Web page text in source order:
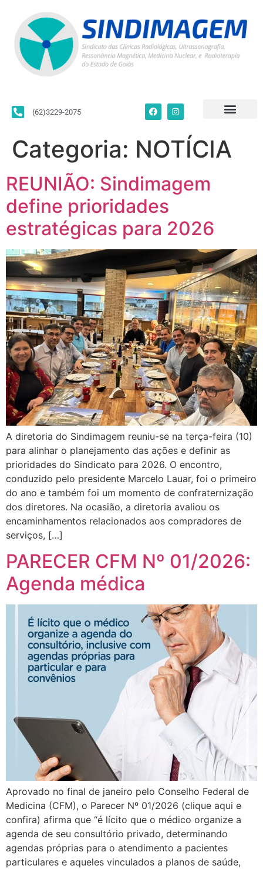
(62)3229-2075
Categoria: NOTÍCIA
REUNIÃO: Sindimagem
define prioridades
estratégicas para 2026
A diretoria do Sindimagem reuniu-se na terça-feira (10)
para alinhar o planejamento das ações e definir as
prioridades do Sindicato para 2026. O encontro,
conduzido pelo presidente Marcelo Lauar, foi o primeiro
do ano e também foi um momento de confraternização
dos diretores. Na ocasião, a diretoria avaliou os
encaminhamentos relacionados aos compradores de
serviços, […]
PARECER CFM Nº 01/2026:
Agenda médica
Aprovado no final de janeiro pelo Conselho Federal de
Medicina (CFM), o Parecer Nº 01/2026 (clique aqui e
confira) afirma que “é lícito que o médico organize a
agenda de seu consultório privado, determinando
agendas próprias para o atendimento a pacientes
particulares e aqueles vinculados a planos de saúde,